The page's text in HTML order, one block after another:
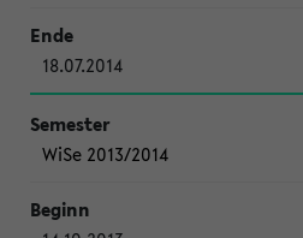
18.07.2014
WiSe 2013/2014